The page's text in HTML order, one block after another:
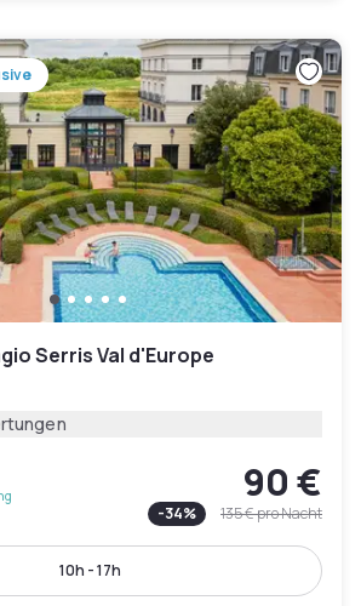
Serris Val d'Europe
90 €
-34% 135 €pro Nacht
10h - 17h